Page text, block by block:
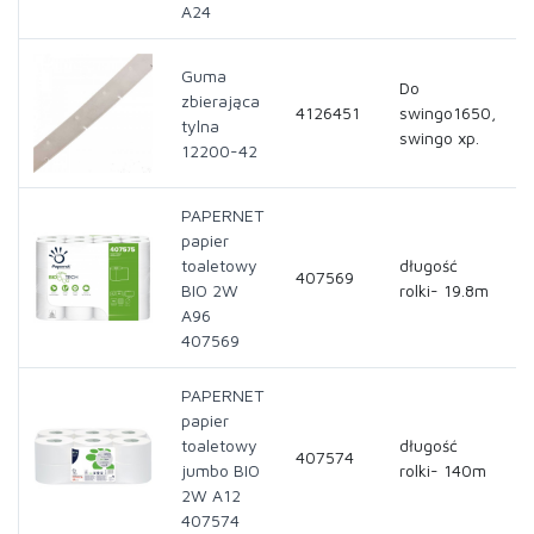
A24
Guma
zbierająca
tylna
12200-42
4126451
Do
swingo1650,
swingo xp.
PAPERNET
papier
toaletowy
BIO 2W
A96
407569
407569
długość
rolki- 19.8m
PAPERNET
papier
toaletowy
jumbo BIO
2W A12
407574
407574
długość
rolki- 140m